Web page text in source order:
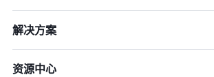
解决方案
资源中心